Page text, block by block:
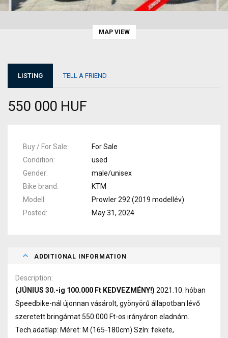
MAP VIEW
LISTING TELL A FRIEND
550 000 HUF
Buy / For Sale
For Sale
Condition
used
Gender
male/unisex
Bike brand
KTM
Modell
Prowler 292 (2019 modellév)
Posted
May 31, 2024
ADDITIONAL INFORMATION
Description
(JÚNIUS 30.-ig 100.000 Ft KEDVEZMÉNY!) 2021.10. hóban
Speedbike-nál újonnan vásárolt, gyönyörű állapotban lévő
szeretett bringámat 550.000 Ft-os irányáron eladnám.
Tech.adatlap: Méret: M (165-180cm) Szín: fekete,